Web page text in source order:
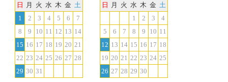
日
月 火 水 木 金 土
1
2 3 4 5 6
7
8
9 10 11 12 13 14
15 16 17 18 19 20 21
22 23 24 25 26 27 28
29 30 31
日
月 火 水 木 金 土
1
2 3
4
5
6 7 8 9 10 11
12 13 14 15 16 17 18
19 20 21 22 23 24 25
26 27 28 29 30